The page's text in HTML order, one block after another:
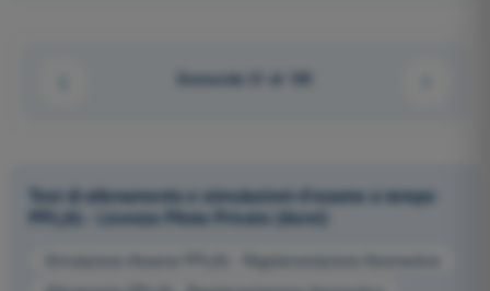
Domanda 21 di 195
Test di allenamento e simulazioni d'esame a tempo
PPL(A) - Licenza Pilota Privato (Aerei)
Simulazione d'esame PPL(A) - Regolamentazione Aeronautica